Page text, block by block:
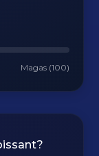
Magas (100)
?